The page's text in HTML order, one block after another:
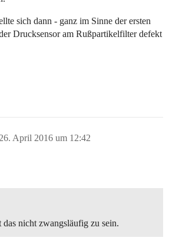
sich dann - ganz im Sinne der ersten
Drucksensor am Rußpartikelfilter defekt
26. April 2016 um 12:42
das nicht zwangsläufig zu sein.